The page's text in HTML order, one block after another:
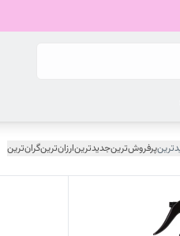
پرفروش‌ترینجدیدترینارزان‌ترینگران‌ترین